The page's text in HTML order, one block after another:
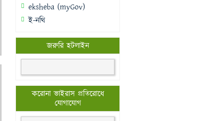
eksheba (myGov)
ই-নথি
জরুরি হটলাইন
করোনা ভাইরাস প্রতিরোধে
যোগাযোগ